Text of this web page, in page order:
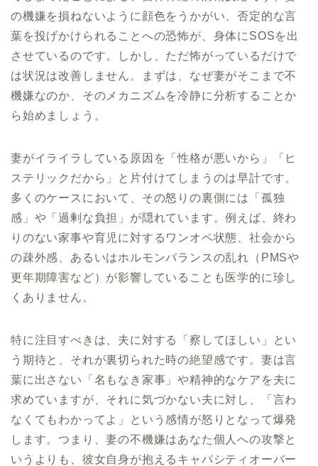
の機嫌を損ねないように顔色をうかがい、否定的な言
葉を投げかけられることへの恐怖が、身体にSOSを出
させているのです。しかし、ただ怖がっているだけで
は状況は改善しません。まずは、なぜ妻がそこまで不
機嫌なのか、そのメカニズムを冷静に分析することか
ら始めましょう。
妻がイライラしている原因を「性格が悪いから」「ヒ
ステリックだから」と片付けてしまうのは早計です。
多くのケースにおいて、その怒りの裏側には「孤独
感」や「過剰な負担」が隠れています。例えば、終わ
りのない家事や育児に対するワンオペ状態、社会から
の疎外感、あるいはホルモンバランスの乱れ（PMSや
更年期障害など）が影響していることも医学的に珍し
くありません。
特に注目すべきは、夫に対する「察してほしい」とい
う期待と、それが裏切られた時の絶望感です。妻は言
葉に出さない「名もなき家事」や精神的なケアを夫に
求めていますが、それに気づかない夫に対し、「言わ
なくてもわかってよ」という感情が怒りとなって爆発
します。つまり、妻の不機嫌はあなた個人への攻撃と
いうよりも、彼女自身が抱えるキャパシティオーバー